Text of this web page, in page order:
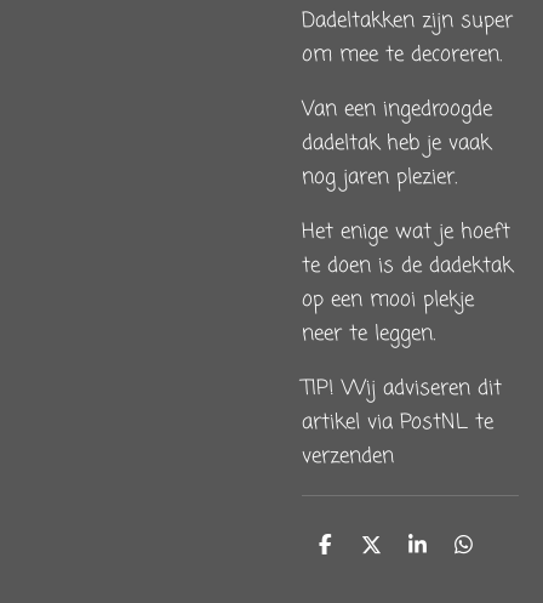
Dadeltakken zijn super
om mee te decoreren.
Van een ingedroogde
dadeltak heb je vaak
nog jaren plezier.
Het enige wat je hoeft
te doen is de dadektak
op een mooi plekje
neer te leggen.
TIP! Wij adviseren dit
artikel via PostNL te
verzenden
D D S D